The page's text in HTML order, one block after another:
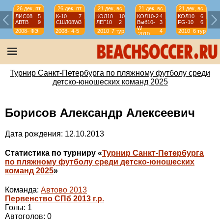
26 дек, пт
ЛИС08
5
АВТВ
9
2008-
2009
ФЭ
26 дек, пт
К-10
7
СШЛ08W3
2008-
2009
4-5
21 дек, вс
КОЛ10
10
ЛЕГ10
2
2010 7 тур
21 дек, вс
КОЛ10-24
Выб10-
W
3
2010
4
тур
21 дек, вс
КОЛ10
6
FG-10
6
2010 6 тур
Турнир Санкт-Петербурга по пляжному футболу среди
детско-юношеских команд 2025
Борисов Александр Алексеевич
Дата рождения: 12.10.2013
Статистика по турниру «Турнир Санкт-Петербурга
по пляжному футболу среди детско-юношеских
команд 2025»
Команда: Автово 2013
Первенство СПб 2013 г.р.
Голы: 1
Автоголов: 0